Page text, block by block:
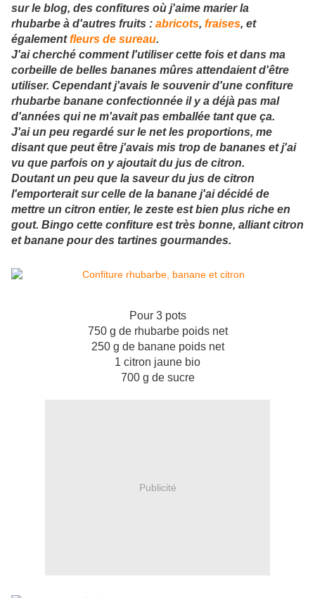
sur le blog, des confitures où j'aime marier la
rhubarbe à d'autres fruits : abricots, fraises, et
égalementfleurs de sureau.
J'ai cherché comment l'utiliser cette fois et dans ma
corbeille de belles bananes mûres attendaient d'être
utiliser. Cependant j'avais le souvenir d'une confiture
rhubarbe banane confectionnée il y a déjà pas mal
d'années qui ne m'avait pas emballée tant que ça.
J'ai un peu regardé sur le net les proportions, me
disant que peut être j'avais mis trop de bananes et j'ai
vu que parfois on y ajoutait du jus de citron.
Doutant un peu que la saveur du jus de citron
l'emporterait sur celle de la banane j'ai décidé de
mettre un citron entier, le zeste est bien plus riche en
gout. Bingo cette confiture est très bonne, alliant citron
et banane pour des tartines gourmandes.
Pour 3 pots
750 g de rhubarbe poids net
250 g de banane poids net
1 citron jaune bio
700 g de sucre
Publicité